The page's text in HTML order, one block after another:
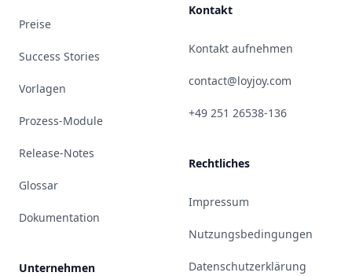
Preise
Success Stories
Vorlagen
Prozess-Module
Release-Notes
Glossar
Dokumentation
Unternehmen
Kontakt
Kontakt aufnehmen
contact@loyjoy.com
+49 251 26538-136
Rechtliches
Impressum
Nutzungsbedingungen
Datenschutzerklärung